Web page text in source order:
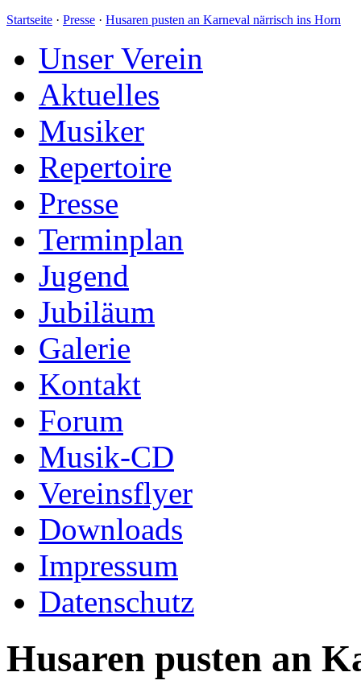
Startseite · Presse · Husaren pusten an Karneval närrisch ins Horn
Unser Verein
Aktuelles
Musiker
Repertoire
Presse
Terminplan
Jugend
Jubiläum
Galerie
Kontakt
Forum
Musik-CD
Vereinsflyer
Downloads
Impressum
Datenschutz
Husaren pusten an